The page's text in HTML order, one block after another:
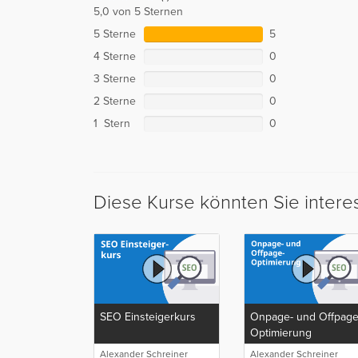
5,0 von 5 Sternen
5 Sterne
5
4 Sterne
0
3 Sterne
0
2 Sterne
0
1 Stern
0
Diese Kurse könnten Sie
SEO Einsteigerkurs
Alexander Schreiner
Onpage- und
Optimierung
Alexander Schreiner